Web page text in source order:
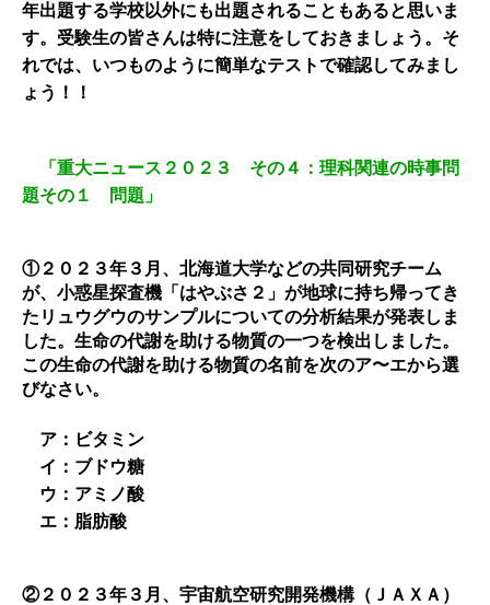
年出題する学校以外にも出題されることもあると思いま
す。受験生の皆さんは特に注意をしておきましょう。そ
れでは、いつものように簡単なテストで確認してみまし
ょう！！
「重大ニュース２０２３ その４：理科関連の時事問
題その１ 問題」
①２０２３年３月、北海道大学などの共同研究チーム
が、小惑星探査機「はやぶさ２」が地球に持ち帰ってき
たリュウグウのサンプルについての分析結果が発表しま
した。生命の代謝を助ける物質の一つを検出しました。
この生命の代謝を助ける物質の名前を次のア〜エから選
びなさい。
ア： ビタミン
イ： ブドウ糖
ウ： アミノ酸
エ： 脂肪酸
②２０２３年３月、宇宙航空研究開発機構（ＪＡＸＡ）